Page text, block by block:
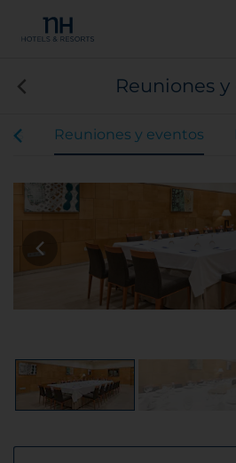
Reuniones
Reuniones y eventos